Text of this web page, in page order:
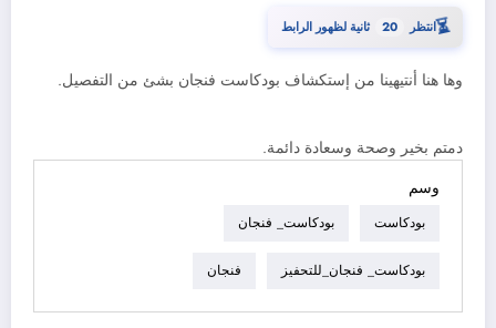
⏳انتظر 18 ثانية لظهور الرابط
وها هنا أنتيهينا من إستكشاف بودكاست فنجان بشئ من التفصيل.
دمتم بخير وصحة وسعادة دائمة.
وسم
بودكاست بودكاست_ فنجان
بودكاست_ فنجان_للتحفيز فنجان